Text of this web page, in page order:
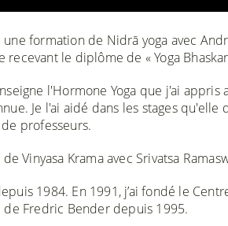
une formation de Nidrā yoga avec
recevant le diplôme de « Yoga
l'Hormone Yoga que j'ai appris
Je l'ai aidé dans les stages
professeurs.
Vinyasa Krama avec Srivatsa
1984. En 1991, j’ai fondé le
de Fredric Bender depuis 1995.